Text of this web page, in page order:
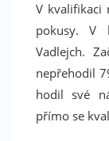
V kvalifikaci
pokusy. V
Vadlejch.
nepřehodil
hodil své
přímo se